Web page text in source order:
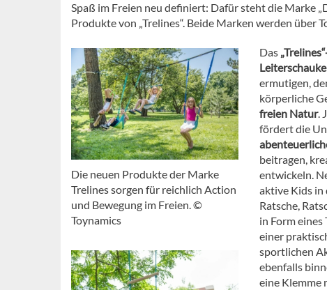
Spaß im Freien neu definiert: Dafür steht die Marke
Produkte von „Trelines“. Beide Marken werden über
Die neuen Produkte der Marke
Trelines sorgen für reichlich Action
und Bewegung im Freien. ©
Toynamics
Das
ermutigen,
körperliche
freien Natur.
fördert die
beitragen,
entwickeln.
aktive Kids in
Ratsche,
in Form
einer
sportlichen
ebenfalls
eine Klemme